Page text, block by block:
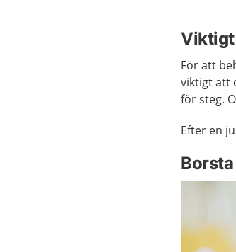
Viktigt
För att
viktigt att
för steg.
Efter en